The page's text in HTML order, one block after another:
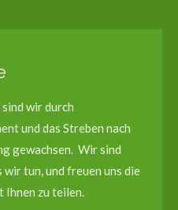
wir durch
und das Streben nach
gewachsen. Wir sind
wir tun, und freuen uns die
zu teilen.